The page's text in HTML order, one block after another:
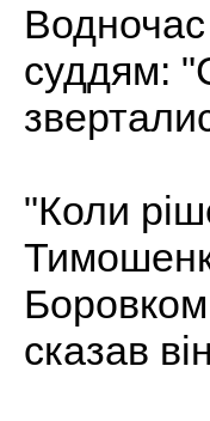
суддям:
"Коли
сказав